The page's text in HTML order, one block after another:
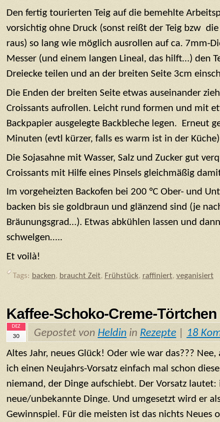
Den fertig tourierten Teig auf die bemehlte
vorsichtig ohne Druck (sonst reißt der Teig bzw
raus) so lang wie möglich ausrollen auf ca. 7mm-
Messer (und einem langen Lineal, das hilft…) den
Dreiecke teilen und an der breiten Seite 3cm
Die Enden der breiten Seite etwas auseinander
Croissants aufrollen. Leicht rund formen und mit
Backpapier ausgelegte Backbleche legen. Erneut
Minuten (evtl kürzer, falls es warm ist in der
Die Sojasahne mit Wasser, Salz und Zucker gut
Croissants mit Hilfe eines Pinsels gleichmäßig
Im vorgeheizten Backofen bei 200 °C Ober- und
backen bis sie goldbraun und glänzend sind (je
Bräunungsgrad…). Etwas abkühlen lassen und
schwelgen…..
Et voilà!
Tags: backen, braucht Zeit, Frühstück, raffiniert, veganisiert
Kaffee-Schoko-Creme-Törtchen
DEZ
30 Gepostet von Heldin in Rezepte| 18
Altes Jahr, neues Glück! Oder wie war das???
ich einen Neujahrs-Vorsatz einfach mal schon
niemand, der Dinge aufschiebt. Der Vorsatz
neue/unbekannte Dinge. Und umgesetzt wird er
Gewinnspiel. Für die meisten ist das nichts Neues